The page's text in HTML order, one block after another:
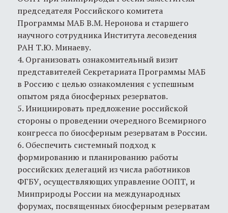
председателя Российского комитета
Программы MAБ В.М. Неронова и старшего
научного сотрудника Института лесоведения
РАН Т.Ю. Минаеву.
4. Организовать ознакомительный визит
представителей Секретариата Программы МАБ
в Россию с целью ознакомления с успешным
опытом ряда биосферных резерватов.
5. Инициировать предложение российской
стороны о проведении очередного Всемирного
конгресса по биосферным резерватам в России.
6. Обеспечить системный подход к
формированию и планированию работы
российских делегаций из числа работников
ФГБУ, осуществляющих управление ООПТ, и
Минприроды России на международных
форумах, посвященных биосферным резерватам